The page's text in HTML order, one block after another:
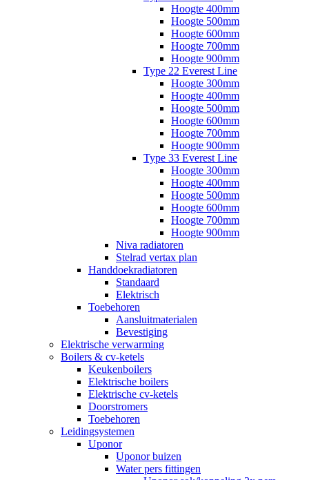
Hoogte 400mm
Hoogte 500mm
Hoogte 600mm
Hoogte 700mm
Hoogte 900mm
Type 22 Everest Line
Hoogte 300mm
Hoogte 400mm
Hoogte 500mm
Hoogte 600mm
Hoogte 700mm
Hoogte 900mm
Type 33 Everest Line
Hoogte 300mm
Hoogte 400mm
Hoogte 500mm
Hoogte 600mm
Hoogte 700mm
Hoogte 900mm
Niva radiatoren
Stelrad vertax plan
Handdoekradiatoren
Standaard
Elektrisch
Toebehoren
Aansluitmaterialen
Bevestiging
Elektrische verwarming
Boilers & cv-ketels
Keukenboilers
Elektrische boilers
Elektrische cv-ketels
Doorstromers
Toebehoren
Leidingsystemen
Uponor
Uponor buizen
Water pers fittingen